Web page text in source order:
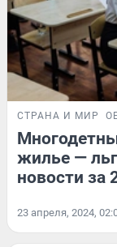
СТРАНА И МИР
жилье —
новости за
23 апреля, 2024,